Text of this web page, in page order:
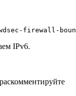
IPv6.
раскомментируйте